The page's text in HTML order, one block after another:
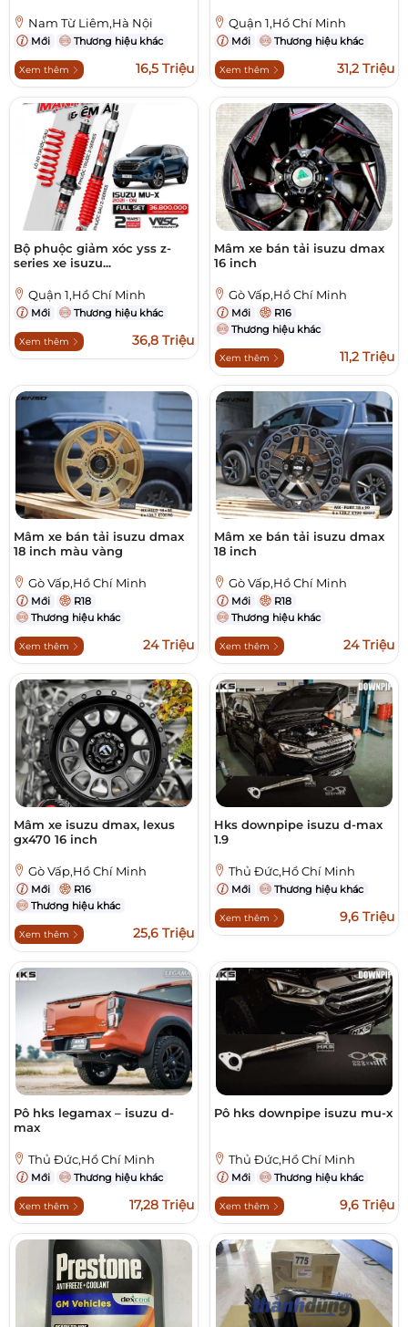
Nam Từ Liêm,Hà Nội
Mới Thương hiệu khác
Xem thêm 16,5 Triệu
Quận 1,Hồ Chí Minh
Mới Thương hiệu khác
Xem thêm 31,2 Triệu
Bộ phuộc giảm xóc yss z-
series xe isuzu...
Quận 1,Hồ Chí Minh
Mới Thương hiệu khác
Xem thêm 36,8 Triệu
Mâm xe bán tải isuzu dmax
16 inch
Gò Vấp,Hồ Chí Minh
Mới
R16
Thương hiệu khác
Xem thêm 11,2 Triệu
Mâm xe bán tải isuzu dmax
18 inch màu vàng
Gò Vấp,Hồ Chí Minh
Mới
R18
Thương hiệu khác
Xem thêm 24 Triệu
Mâm xe bán tải isuzu dmax
18 inch
Gò Vấp,Hồ Chí Minh
Mới
R18
Thương hiệu khác
Xem thêm 24 Triệu
Mâm xe isuzu dmax, lexus
gx470 16 inch
Gò Vấp,Hồ Chí Minh
Mới
R16
Thương hiệu khác
Xem thêm 25,6 Triệu
Hks downpipe isuzu d-max
1.9
Thủ Đức,Hồ Chí Minh
Mới Thương hiệu khác
Xem thêm 9,6 Triệu
Pô hks legamax – isuzu d-
max
Thủ Đức,Hồ Chí Minh
Mới Thương hiệu khác
Xem thêm 17,28 Triệu
Pô hks downpipe isuzu mu-x
Thủ Đức,Hồ Chí Minh
Mới Thương hiệu khác
Xem thêm 9,6 Triệu